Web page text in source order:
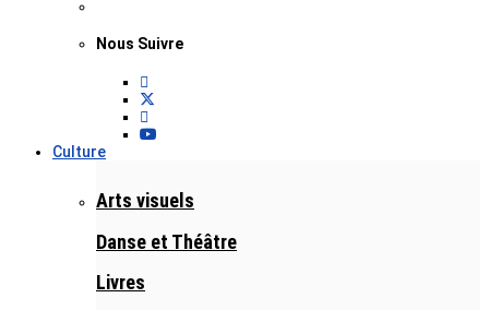
Nous Suivre
Culture
Arts visuels
Danse et Théâtre
Livres